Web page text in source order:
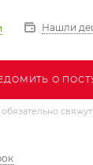
Нашли
О